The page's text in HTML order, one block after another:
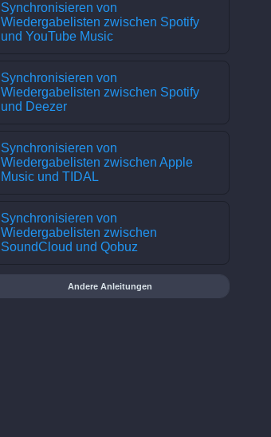
Synchronisieren von
Wiedergabelisten zwischen Spotify
und YouTube Music
Synchronisieren von
Wiedergabelisten zwischen Spotify
und Deezer
Synchronisieren von
Wiedergabelisten zwischen Apple
Music und TIDAL
Synchronisieren von
Wiedergabelisten zwischen
SoundCloud und Qobuz
Andere Anleitungen